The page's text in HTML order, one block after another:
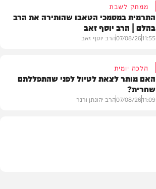
ממתק לשבת
התרמית במסמכי הטאבו שהותירה את הרב
בהלם | הרב יוסף זאב
11:55
07/08/26הרב יוסף זאב
הלכה יומית
האם מותר לצאת לטיול לפני שהתפללתם
שחרית?
11:09
07/08/26הרב יהונתן ורנר